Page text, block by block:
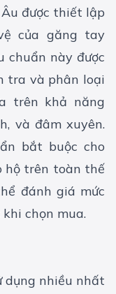
được thiết lập
của găng tay
chuẩn này được
tra và phân loại
trên khả năng
và đâm xuyên.
bắt buộc cho
hộ trên toàn thế
đánh giá mức
chọn mua.
dụng nhiều nhất